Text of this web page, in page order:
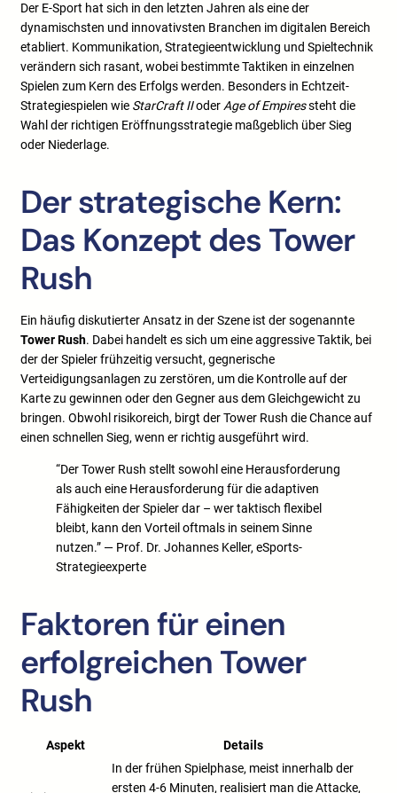
Der E-Sport hat sich in den letzten Jahren als eine der
dynamischsten und innovativsten Branchen im digitalen Bereich
etabliert. Kommunikation, Strategieentwicklung und Spieltechnik
verändern sich rasant, wobei bestimmte Taktiken in einzelnen
Spielen zum Kern des Erfolgs werden. Besonders in Echtzeit-
Strategiespielen wie StarCraft IIoder Age of Empiressteht die
Wahl der richtigen Eröffnungsstrategie maßgeblich über Sieg
oder Niederlage.
Der strategische Kern:
Das Konzept des Tower
Rush
Ein häufig diskutierter Ansatz in der Szene ist der sogenannte
Tower Rush. Dabei handelt es sich um eine aggressive Taktik, bei
der der Spieler frühzeitig versucht, gegnerische
Verteidigungsanlagen zu zerstören, um die Kontrolle auf der
Karte zu gewinnen oder den Gegner aus dem Gleichgewicht zu
bringen. Obwohl risikoreich, birgt der Tower Rush die Chance auf
einen schnellen Sieg, wenn er richtig ausgeführt wird.
“Der Tower Rush stellt sowohl eine Herausforderung
als auch eine Herausforderung für die adaptiven
Fähigkeiten der Spieler dar – wer taktisch flexibel
bleibt, kann den Vorteil oftmals in seinem Sinne
nutzen.” — Prof. Dr. Johannes Keller, eSports-
Strategieexperte
Faktoren für einen
erfolgreichen Tower
Rush
Aspekt Details
In der frühen Spielphase, meist innerhalb der
ersten 4-6 Minuten, realisiert man die Attacke,